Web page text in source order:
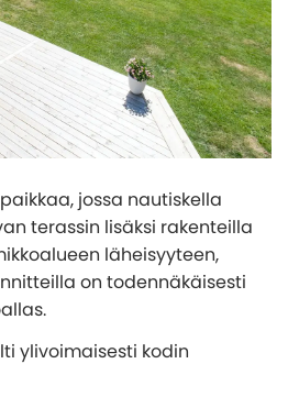
jossa nautiskella
terassin lisäksi rakenteilla
läheisyyteen,
on todennäkäisesti
ylivoimaisesti kodin